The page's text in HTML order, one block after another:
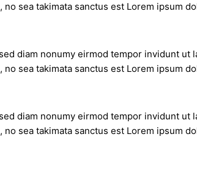
sea takimata sanctus est Lorem ipsum
diam nonumy eirmod tempor invidunt
sea takimata sanctus est Lorem ipsum
diam nonumy eirmod tempor invidunt
sea takimata sanctus est Lorem ipsum